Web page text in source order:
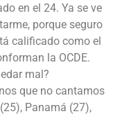
en el 24. Ya se ve
porque seguro
calificado como el
la OCDE.
mal?
que no cantamos
Panamá (27),